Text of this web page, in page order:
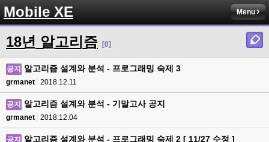
Mobile XE Menu
18년 알고리즘 [0]
공지 알고리즘 설계와 분석 - 프로그래밍 숙제 3
grmanet 2018.12.11
공지 알고리즘 설계와 분석 - 기말고사 공지
grmanet 2018.12.04
공지 알고리즘 설계와 분석 - 프로그래밍 숙제 2 [ 11/27 수정 ]